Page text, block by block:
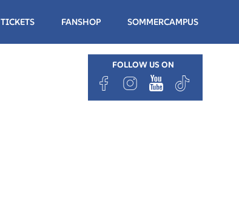
FOLLOW US ON
TICKETS FANSHOP SOMMERCAMPUS